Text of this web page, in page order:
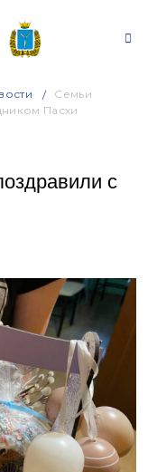
Семьи
Пасхи
с